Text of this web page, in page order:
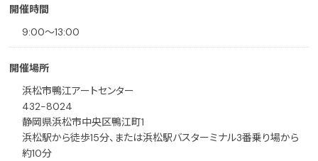
開催時間
9:00〜13:00
開催場所
浜松市鴨江アートセンター
432-8024
静岡県浜松市中央区鴨江町1
浜松駅から徒歩15分、または浜松駅バスターミナル3番乗り場から
約10分